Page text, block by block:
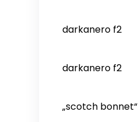
darkanero f2
darkanero f2
„scotch bonnet“